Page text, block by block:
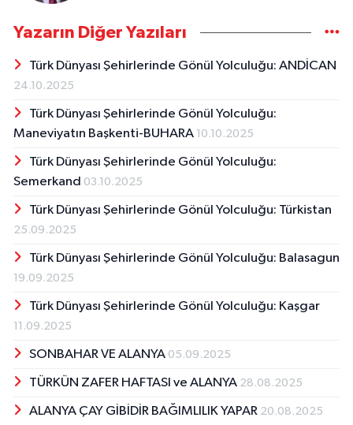
anlamına gelir. Dolayısıyla “yol alma” süreci
Yazarın Diğer Yazıları
Türk Dünyası Şehirlerinde Gönül Yolculuğu: ANDİCAN
24.10.2025
Türk Dünyası Şehirlerinde Gönül Yolculuğu:
Maneviyatın Başkenti-BUHARA 10.10.2025
Türk Dünyası Şehirlerinde Gönül Yolculuğu:
Semerkand 03.10.2025
Türk Dünyası Şehirlerinde Gönül Yolculuğu: Türkistan
25.09.2025
Türk Dünyası Şehirlerinde Gönül Yolculuğu: Balasagun
19.09.2025
Türk Dünyası Şehirlerinde Gönül Yolculuğu: Kaşgar
11.09.2025
SONBAHAR VE ALANYA 05.09.2025
TÜRKÜN ZAFER HAFTASI ve ALANYA 28.08.2025
ALANYA ÇAY GİBİDİR BAĞIMLILIK YAPAR 20.08.2025